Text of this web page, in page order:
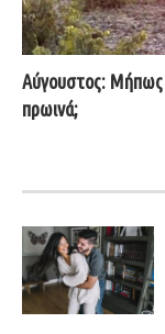
Αύγουστος: Μήπως
πρωινά;